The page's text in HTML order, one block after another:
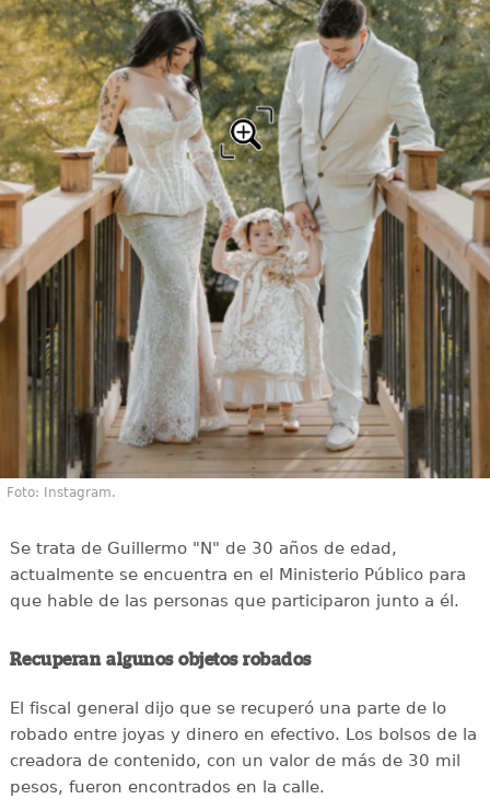
Foto: Instagram.
Se trata de Guillermo "N" de 30 años de edad,
actualmente se encuentra en el Ministerio Público para
que hable de las personas que participaron junto a él.
Recuperan algunos objetos robados
El fiscal general dijo que se recuperó una parte de lo
robado entre joyas y dinero en efectivo. Los bolsos de la
creadora de contenido, con un valor de más de 30 mil
pesos, fueron encontrados en la calle.